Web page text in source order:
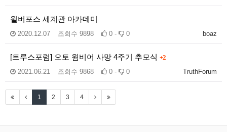
윌버포스 세계관 아카데미
boaz
2020.12.07 조회수 9898 0 - 0
[트루스포럼] 오토 웜비어 사망 4주기 추모식 +2
TruthForum
2021.06.21 조회수 9868 0 - 0
1 2 3 4